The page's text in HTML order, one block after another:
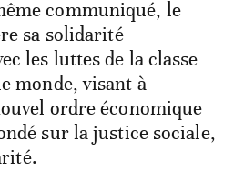
communiqué, le
sa solidarité
les luttes de la classe
monde, visant à
ordre économique
sur la justice sociale,